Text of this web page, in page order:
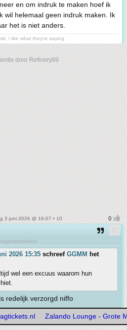
en om indruk te maken hoef ik
wil helemaal geen indruk maken. Ik
het is niet anders.
I like what they're saying.
door Refinery89
3 juni 2026 @ 16:07 • 10
2026 15:35 schreef GGMM het
wel een excuus waarom hun
redelijk verzorgd niffo
Zalando Lounge - Grote